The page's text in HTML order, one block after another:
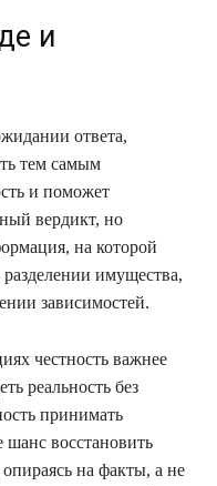
и
ответа,
тем самым
и поможет
вердикт, но
на которой
имущества,
зависимостей.
честность важнее
реальность без
принимать
восстановить
на факты, а не